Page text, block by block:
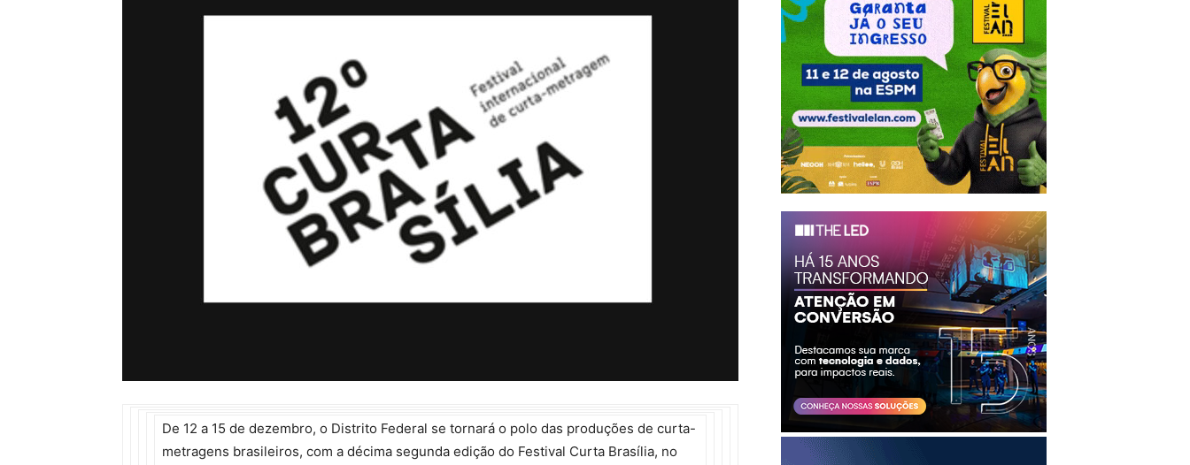
De 12 a 15 de dezembro, o Distrito Federal se tornará o polo das produções de curta-
metragens brasileiros, com a décima segunda edição do Festival Curta Brasília, no